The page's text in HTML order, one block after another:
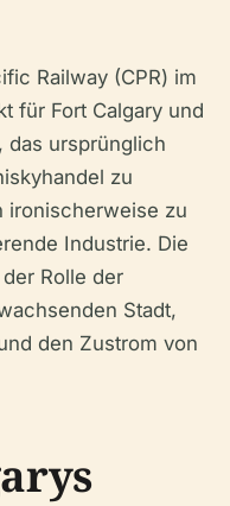
Railway (CPR) im
für Fort Calgary und
das ursprünglich
zu
ironischerweise zu
Industrie. Die
Rolle der
Stadt,
den Zustrom von